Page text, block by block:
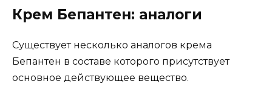
Крем Бепантен: аналоги
Существует несколько аналогов крема
Бепантен в составе которого присутствует
основное действующее вещество.